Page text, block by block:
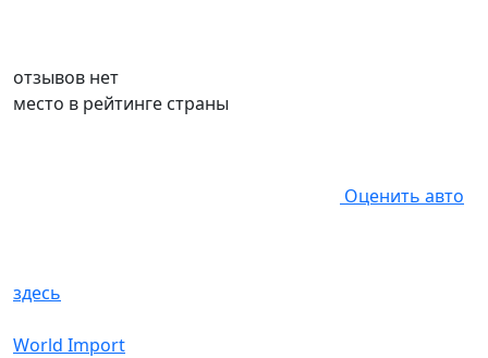
отзывов нет
место в рейтинге страны
Оценить авто
здесь
World Import